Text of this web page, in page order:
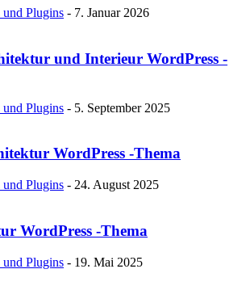
und Plugins - 7. Januar 2026
und Interieur WordPress -
und Plugins - 5. September 2025
WordPress -Thema
und Plugins - 24. August 2025
WordPress -Thema
und Plugins - 19. Mai 2025